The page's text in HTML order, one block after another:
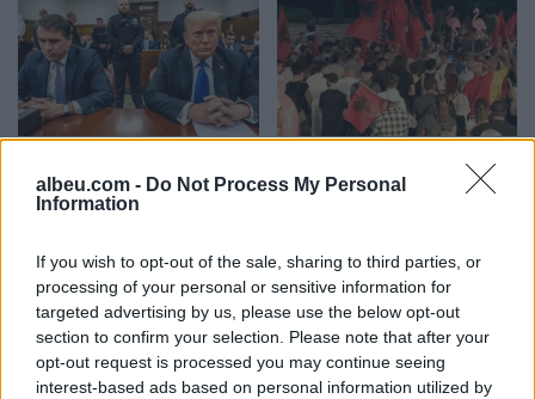
albeu.com - Do Not Process My Personal
Information
If you wish to opt-out of the sale, sharing to third parties, or
processing of your personal or sensitive information for
targeted advertising by us, please use the below opt-out
section to confirm your selection. Please note that after your
opt-out request is processed you may continue seeing
interest-based ads based on personal information utilized by
rezultat të ngushtë ish-
avokatin e Trumpit si
të SHBA-së
70-të, Arben Kola:
do të angazhohet